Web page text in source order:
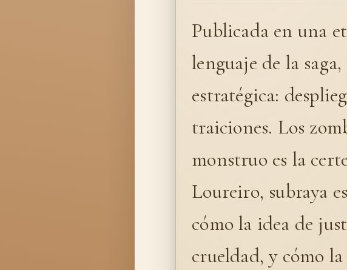
Publicada en una
lenguaje de la
estratégica:
traiciones. Los
monstruo es la
Loureiro, subraya
cómo la idea de
crueldad, y cómo